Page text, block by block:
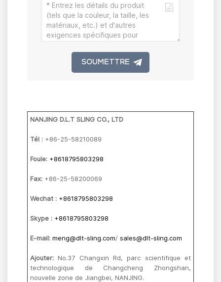
SOUMETTRE
NANJING D.L.T SLING CO., LTD
Tél : +86-25-58210089
Foule: +8618795803298
Fax: +86-25-58200069
Wechat : +8618795803298
Skype : +8618795803298
E-mail: meng@dlt-sling.com/ sales@dlt-sling.com
Ajouter: No.37 Changxin Rd, parc scientifique et
technologique de Changcheng Zhongshan,
nouvelle zone de Jiangbei, NANJING.